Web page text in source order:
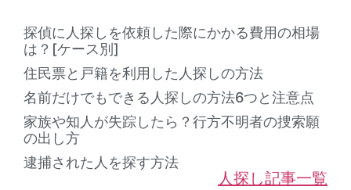
探偵に人探しを依頼した際にかかる費用の相場
は？[ケース別]
住民票と戸籍を利用した人探しの方法
名前だけでもできる人探しの方法6つと注意点
家族や知人が失踪したら？行方不明者の捜索願
の出し方
逮捕された人を探す方法
人探し記事一覧